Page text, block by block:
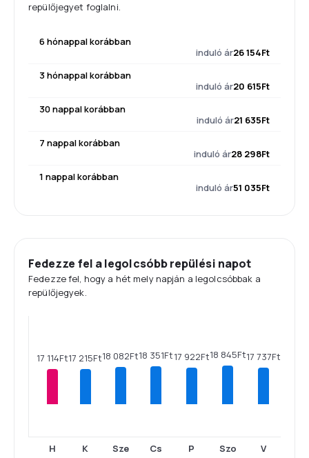
repülőjegyet foglalni.
6 hónappal korábban
induló ár26 154Ft
3 hónappal korábban
induló ár20 615Ft
30 nappal korábban
induló ár21 635Ft
7 nappal korábban
induló ár28 298Ft
1 nappal korábban
induló ár51 035Ft
Fedezze fel a legolcsóbb repülési napot
Fedezze fel, hogy a hét mely napján a legolcsóbbak a
repülőjegyek.
17 114Ft
H
17 215Ft
K
18 082Ft
Sze
18 351Ft
Cs
17 922Ft
P
18 845Ft
Szo
17 737Ft
V